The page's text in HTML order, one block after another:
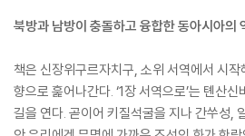
참고문헌
북방과 남방이 충돌하고 융합한 동아시아의
책은 신장위구르자치구, 소위 서역에서 시
향으로 훑어나간다. ‘1장 서역으로’는 톈산
길을 연다. 곧이어 키질석굴을 지나 간쑤성,